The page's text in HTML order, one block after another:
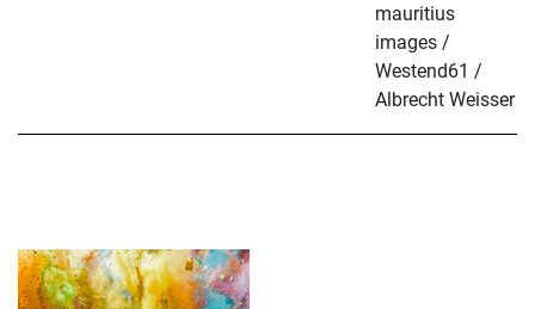
mauritius
images /
Westend61 /
Albrecht Weisser